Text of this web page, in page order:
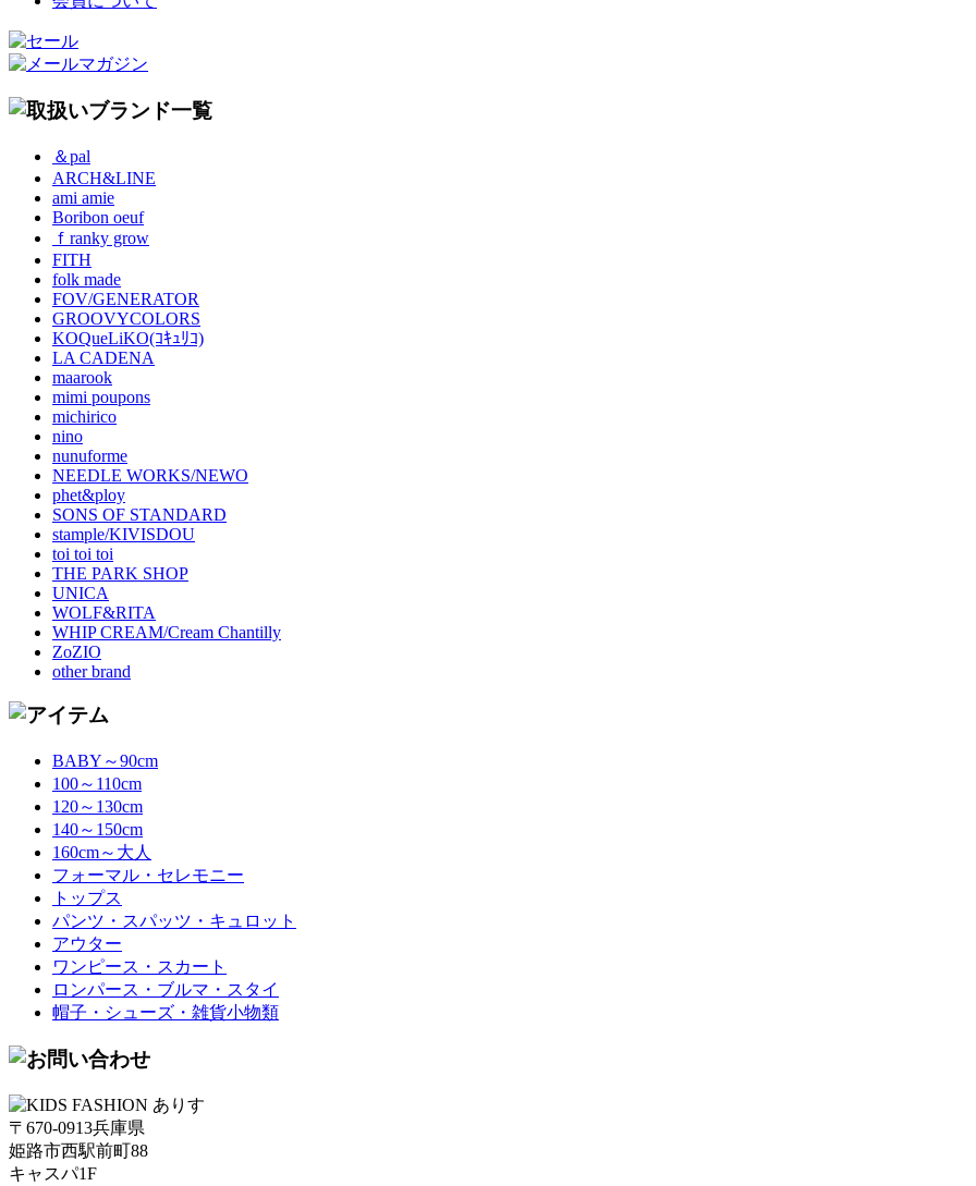
＆pal
ARCH&LINE
ami amie
Boribon oeuf
ｆranky grow
FITH
folk made
FOV/GENERATOR
GROOVYCOLORS
KOQueLiKO(ｺｷｭﾘｺ)
LA CADENA
maarook
mimi poupons
michirico
nino
nunuforme
NEEDLE WORKS/NEWO
phet&ploy
SONS OF STANDARD
stample/KIVISDOU
toi toi toi
THE PARK SHOP
UNICA
WOLF&RITA
WHIP CREAM/Cream Chantilly
ZoZIO
other brand
BABY～90cm
100～110cm
120～130cm
140～150cm
160cm～大人
フォーマル・セレモニー
トップス
パンツ・スパッツ・キュロット
アウター
ワンピース・スカート
ロンパース・ブルマ・スタイ
帽子・シューズ・雑貨小物類
〒670-0913兵庫県
姫路市西駅前町88
キャスパ1F